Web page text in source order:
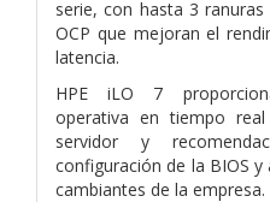
serie, con hasta 3
OCP que mejoran el
latencia.
HPE iLO 7
operativa en tiempo
servidor y
configuración de la BIOS
cambiantes de la empresa.